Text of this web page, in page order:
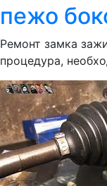
пежо
Ремонт замка
процедура,